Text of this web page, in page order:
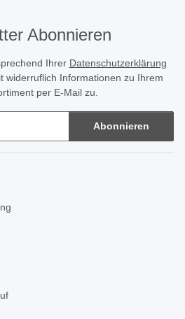
Abonnieren
Ihrer Datenschutzerklärung
widerruflich Informationen zu Ihrem
per E-Mail zu.
Abonnieren